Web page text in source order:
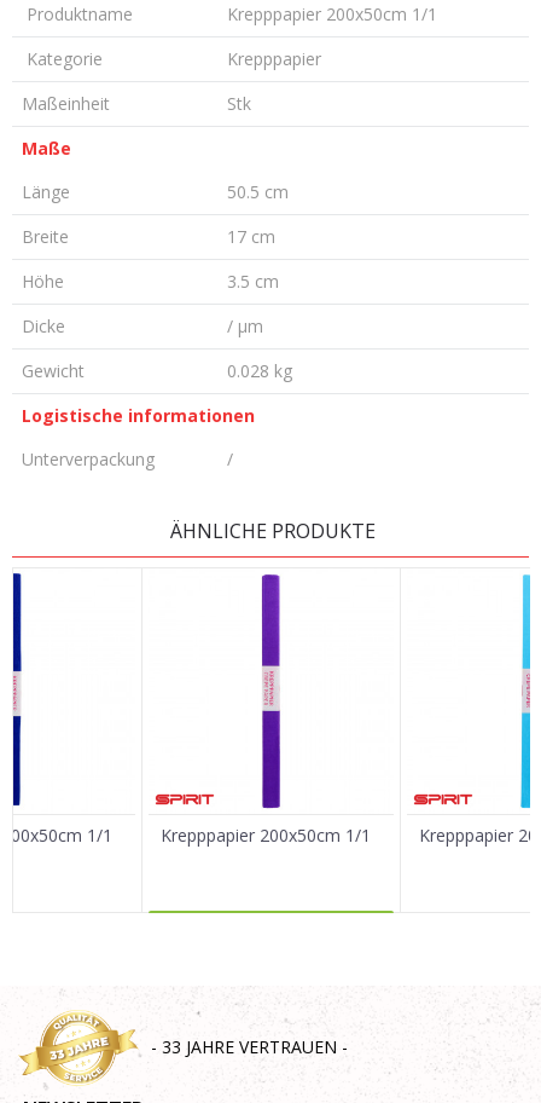
Produktname
Krepppapier 200x50cm 1/1
Kategorie
Krepppapier
Maßeinheit
Stk
Maße
Länge
50.5 cm
Breite
17 cm
Höhe
3.5 cm
Dicke
/ µm
Gewicht
0.028 kg
Logistische informationen
Unterverpackung
/
ÄHNLICHE PRODUKTE
1/1 Krepppapier 200x50cm 1/1 Krepppapier
- 33 JAHRE VERTRAUEN -